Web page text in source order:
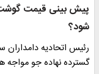
پیش بینی قیمت
شود؟
رئیس اتحادیه دامداران
گسترده نهاده جو مواجه